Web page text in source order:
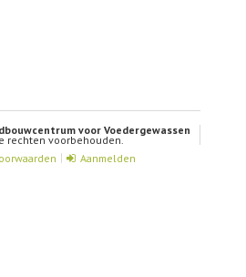
voor Voedergewassen
rechten voorbehouden.
Aanmelden